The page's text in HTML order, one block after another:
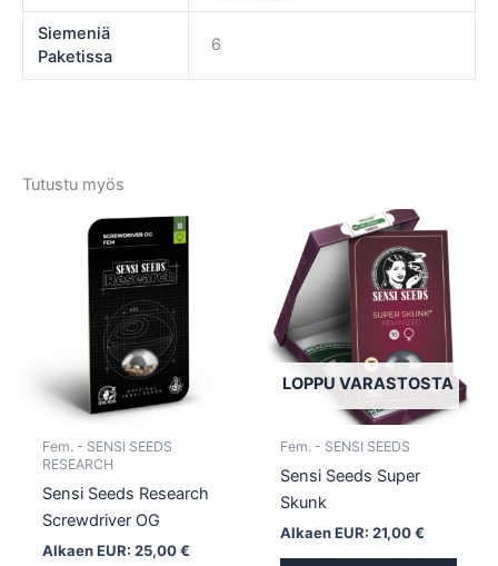
Siemeniä
Paketissa
6
Tutustu myös
Fem. - SENSI SEEDS
RESEARCH
Sensi Seeds Research
Screwdriver OG
Alkaen EUR: 25,00€
muunnelma.
LOPPU VARASTOSTA
Fem. - SENSI SEEDS
Sensi Seeds Super
Skunk
Alkaen EUR: 21,00€
tehdä